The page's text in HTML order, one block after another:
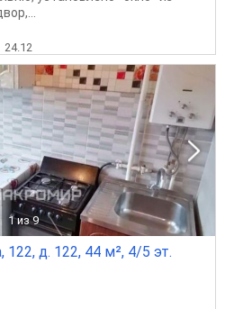
24.12
1 из 9
д. 122, 44 м², 4/5 эт.